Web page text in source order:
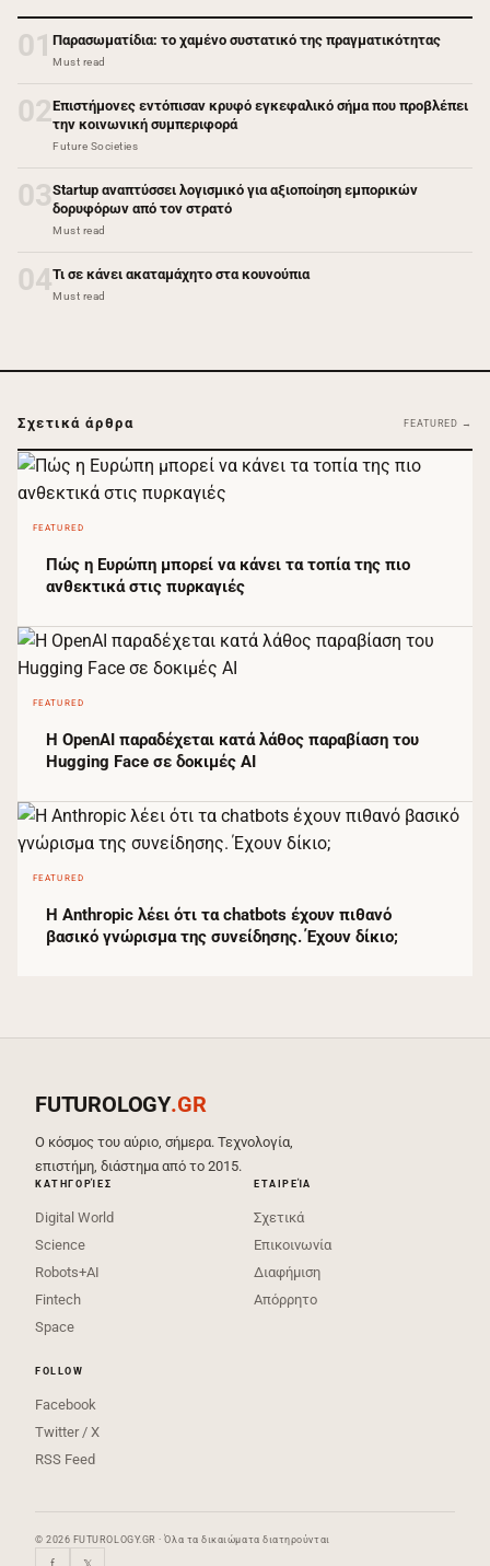
01 Παρασωματίδια: το χαμένο συστατικό της πραγματικότητας
Must read
02Επιστήμονες εντόπισαν κρυφό εγκεφαλικό σήμα που προβλέπει
την κοινωνική συμπεριφορά
Future Societies
03Startup αναπτύσσει λογισμικό για αξιοποίηση εμπορικών
δορυφόρων από τον στρατό
Must read
04Τι σε κάνει ακαταμάχητο στα κουνούπια
Must read
Σχετικά άρθρα FEATURED →
FEATURED
Πώς η Ευρώπη μπορεί να κάνει τα τοπία της πιο
ανθεκτικά στις πυρκαγιές
FEATURED
Η OpenAI παραδέχεται κατά λάθος παραβίαση του
Hugging Face σε δοκιμές AI
FEATURED
Η Anthropic λέει ότι τα chatbots έχουν πιθανό
βασικό γνώρισμα της συνείδησης. Έχουν δίκιο;
FUTUROLOGY.GR
Ο κόσμος του αύριο, σήμερα. Τεχνολογία,
επιστήμη, διάστημα από το 2015.
ΚΑΤΗΓΟΡΊΕΣ
Digital World
Science
Robots+AI
Fintech
Space
ΕΤΑΙΡΕΊΑ
Σχετικά
Επικοινωνία
Διαφήμιση
Απόρρητο
FOLLOW
Facebook
Twitter / X
RSS Feed
© 2026 FUTUROLOGY.GR · Όλα τα δικαιώματα διατηρούνται